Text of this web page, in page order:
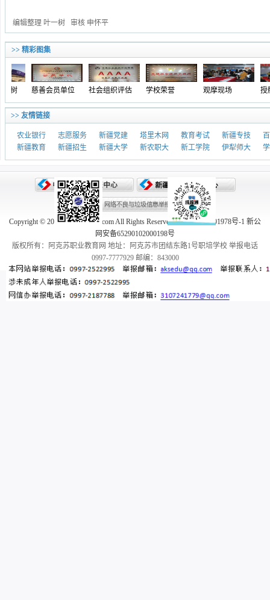
编辑整理 叶一树 审核 申怀平
>> 精彩图集
慈善会员单位 社会组织评估 学校荣誉 观摩现场 授牌表彰
>> 友情链接
农业银行 志愿服务 新疆党建 塔里木网 教育考试 新疆专技
新疆教育
新疆招生 新疆大学 新农职大 新工学院 伊犁师大
Copyright © 2005-2026 aksedu.com All Rights Reserved. 新ICP备10001978号-1 新公
网安备65290102000198号
版权所有：阿克苏职业教育网 地址：阿克苏市团结东路1号职培学校 举报电话
0997-7777929 邮编：843000